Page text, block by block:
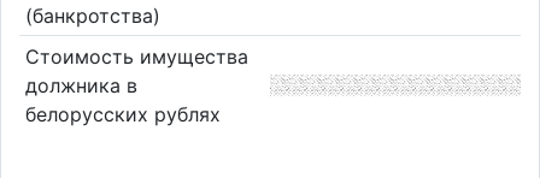
(банкротства)
Стоимость имущества
должника в
белорусских рублях